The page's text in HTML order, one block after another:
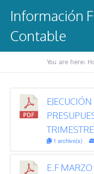
Información
Contable
You are here:
EJECUCIÓN
TRIMESTRE
1 archivo(s)
E.F